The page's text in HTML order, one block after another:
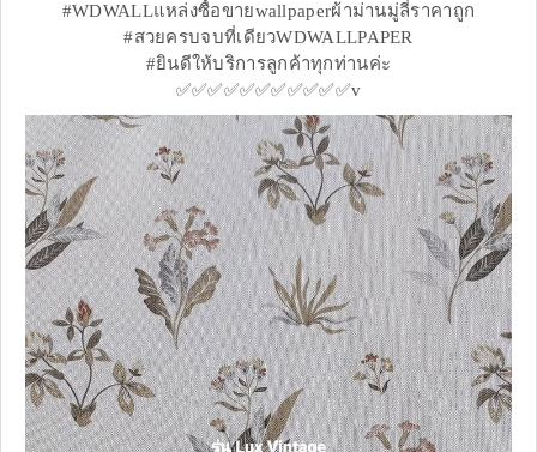
#WDWALLแหล่งซื้อขายwallpaperผ้าม่านมู่ลี่ราคาถูก
#สวยครบจบที่เดียวWDWALLPAPER
#ยินดีให้บริการลูกค้าทุกท่านค่ะ
✅✅✅✅✅✅✅✅✅✅✅v